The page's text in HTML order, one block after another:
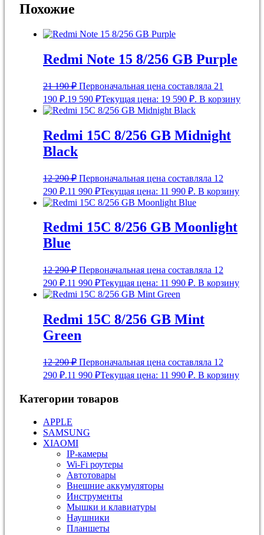
Похожие
Redmi Note 15 8/256 GB Purple
21 190₽ Первоначальная цена составляла 21
190 ₽.19 590 ₽Текущая цена: 19 590 ₽. В корзину
Redmi 15C 8/256 GB Midnight
Black
12 290₽ Первоначальная цена составляла 12
290 ₽.11 990 ₽Текущая цена: 11 990 ₽. В корзину
Redmi 15C 8/256 GB Moonlight
Blue
12 290₽ Первоначальная цена составляла 12
290 ₽.11 990 ₽Текущая цена: 11 990 ₽. В корзину
Redmi 15C 8/256 GB Mint
Green
12 290₽ Первоначальная цена составляла 12
290 ₽.11 990 ₽Текущая цена: 11 990 ₽. В корзину
Категории товаров
APPLE
SAMSUNG
XIAOMI
IP-камеры
Wi-Fi роутеры
Автотовары
Внешние аккумуляторы
Инструменты
Мышки и клавиатуры
Наушники
Планшеты